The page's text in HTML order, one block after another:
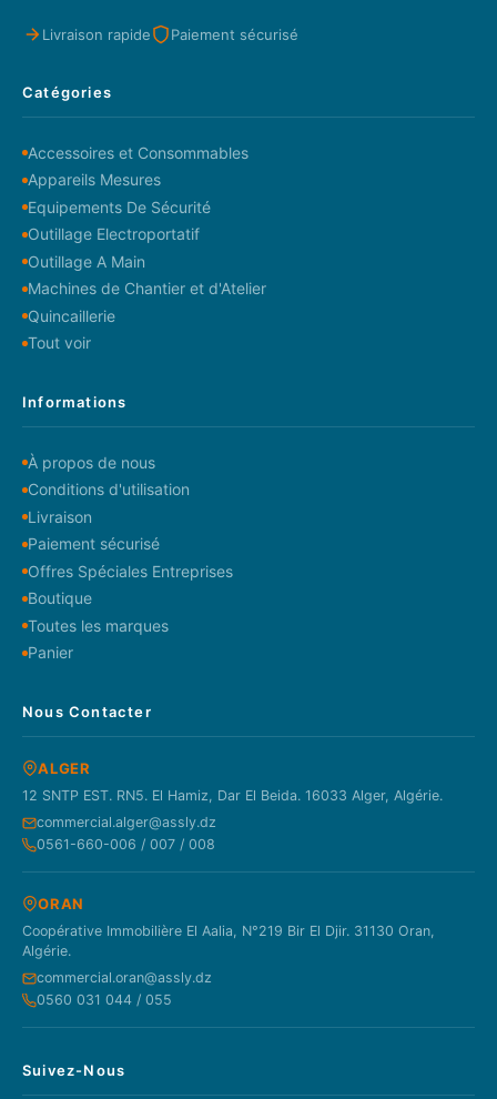
Livraison rapide Paiement sécurisé
Catégories
Accessoires et Consommables
Appareils Mesures
Equipements De Sécurité
Outillage Electroportatif
Outillage A Main
Machines de Chantier et d'Atelier
Quincaillerie
Tout voir
Informations
À propos de nous
Conditions d'utilisation
Livraison
Paiement sécurisé
Offres Spéciales Entreprises
Boutique
Toutes les marques
Panier
Nous Contacter
ALGER
12 SNTP EST. RN5. El Hamiz, Dar El Beida. 16033 Alger, Algérie.
commercial.alger@assly.dz
0561-660-006 / 007 / 008
ORAN
Coopérative Immobilière El Aalia, N°219 Bir El Djir. 31130 Oran,
Algérie.
commercial.oran@assly.dz
0560 031 044 / 055
Suivez-Nous